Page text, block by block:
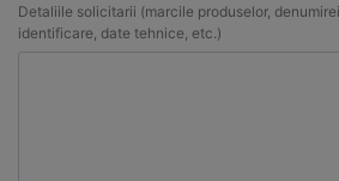
Detaliile solicitarii (marcile produselor,
identificare, date tehnice, etc.)